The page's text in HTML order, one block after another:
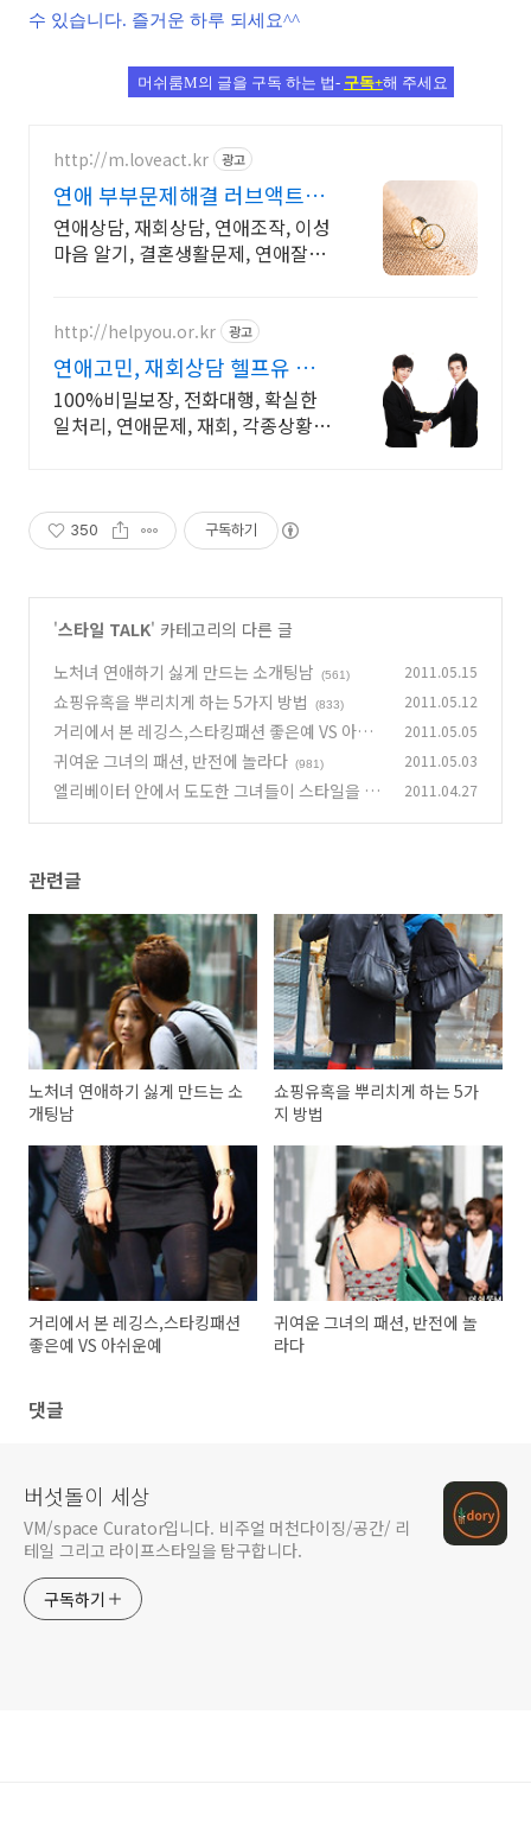
수 있습니다. 즐거운 하루 되세요^^
머쉬룸M의 글을 구독 하는 법- 구독+해 주세요
http://m.loveact.kr 광고
연애 부부문제해결 러브액트
2011년 개업 12년 전통
연애상담, 재회상담, 연애조작, 이성
마음 알기, 결혼생활문제, 연애잘하
의부탁드립니다.
http://helpyou.or.kr 광고
연애고민, 재회상담 헬프유 역할
대행, 상황연출 전문업체
100%비밀보장, 전화대행, 확실한
일처리, 연애문제, 재회, 각종상황해
350 구독하기
'스타일 TALK' 카테고리의 다른 글
노처녀 연애하기 싫게 만드는 소개팅남
(561) 2011.05.15
쇼핑유혹을 뿌리치게 하는 5가지 방법 (833) 2011.05.12
거리에서 본 레깅스,스타킹패션 좋은예 VS 아쉬
운예
(723)
2011.05.05
귀여운 그녀의 패션, 반전에 놀라다 (981) 2011.05.03
엘리베이터 안에서 도도한 그녀들이 스타일을 포
2011.04.27
관련글
노처녀 연애하기 싫게 만드는 소
개팅남
쇼핑유혹을 뿌리치게 하는 5가
지 방법
거리에서 본 레깅스,스타킹패션
좋은예 VS 아쉬운예
귀여운 그녀의 패션, 반전에 놀
라다
댓글
버섯돌이 세상
VM/space Curator입니다. 비주얼 머천다이징/공간/ 리
테일 그리고 라이프스타일을 탐구합니다.
구독하기